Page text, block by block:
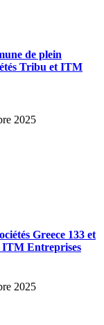
de plein
Tribu et ITM
2025
Greece 133 et
ITM Entreprises
2025